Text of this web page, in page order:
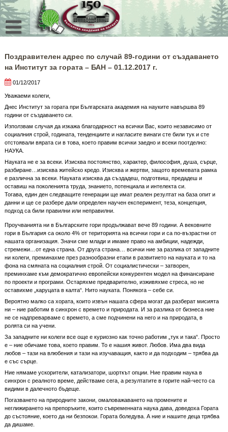
Skip
to
content
Поздравителен адрес по случай 89-години от създаването
на Институт за гората – БАН – 01.12.2017 г.
01/12/2017
Уважаеми колеги,
Днес Институт за гората при Българската академия на науките навършва 89
години от създаването си.
Използвам случая да изкажа благодарност на всички Вас, които независимо от
социалния строй, годината, тенденциите и нагласите винаги сте били тук и сте
отстоявали вярата си в това, което правим всички заедно и всеки поотделно:
НАУКА.
Науката не е за всеки. Изисква постоянство, характер, философия, душа, сърце,
разбиране…изисква житейско кредо. Изисква и жертви, защото времевата рамка
е различна за всеки. Науката изисква да създадеш, подготвиш, предадеш и
оставиш на поколенията труда, знанието, потенциала и интелекта си.
Тогава, един ден следващите генерации ще имат реален резултат на база опит и
данни и ще се разбере дали определен научен експеримент, теза, концепция,
подход са били правилни или неправилни.
Проучванията ни в Българските гори продължават вече 89 години. А вековните
гори в България са около 4% от територията на всички гори и са по-възрастни от
нашата организация. Значи сме млади и имаме право на амбиции, надежди,
стремежи…от една страна. От друга страна… всички ние за разлика от западните
ни колеги, преминахме през разнообразни етапи в развитието на науката и то на
фона на смяната на социалния строй. От социалистически – затворен,
преминхаме към демократично европейски конкурентен модел на финансиране
по проекти и програми. Остаряхме предварително, изживяхме стреса, но не
оставихме „каруцата в калта“. Нито науката. Понякога – себе си.
Вероятно малко са хората, които извън нашата сфера могат да разберат мисията
ни – ние работим в синхрон с времето и природата. И за разлика от бизнеса ние
не се надпреварваме с времето, а сме подчинени на него и на природата, в
ролята си на учени.
За западните ни колеги все още е куриозно как точно работим „тук и така“. Просто
е – ние обичаме това, което правим. То е нашия живот. Любов. Има два вида
любов – тази на влюбения и тази на изучаващия, както и да подходим – трябва да
е със сърце.
Ние нямаме ускорители, катализатори, шорткът опции. Ние правим наука в
синхрон с реалното време, действаме сега, а резултатите в горите най-често са
видими в далечното бъдеще.
Погазването на природните закони, омаловажаването на промените и
неглижирането на препоръките, които съвременната наука дава, доведоха Гората
до състояние, което да ни безпокои. Гората боледува. А ние и нашите деца трябва
да дишаме.